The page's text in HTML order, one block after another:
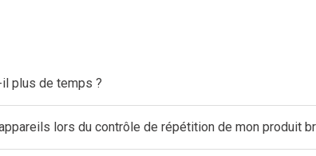
plus de temps ?
lors du contrôle de répétition de mon produit